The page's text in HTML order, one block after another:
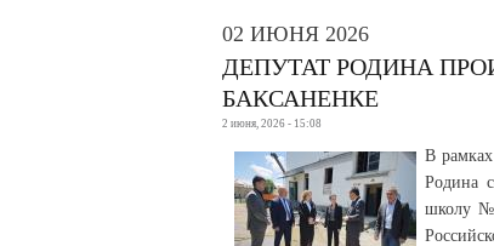
02 ИЮНЯ 2026
ДЕПУТАТ РОДИНА
БАКСАНЕНКЕ
2 июня, 2026 - 15:08
В
Родина
школу